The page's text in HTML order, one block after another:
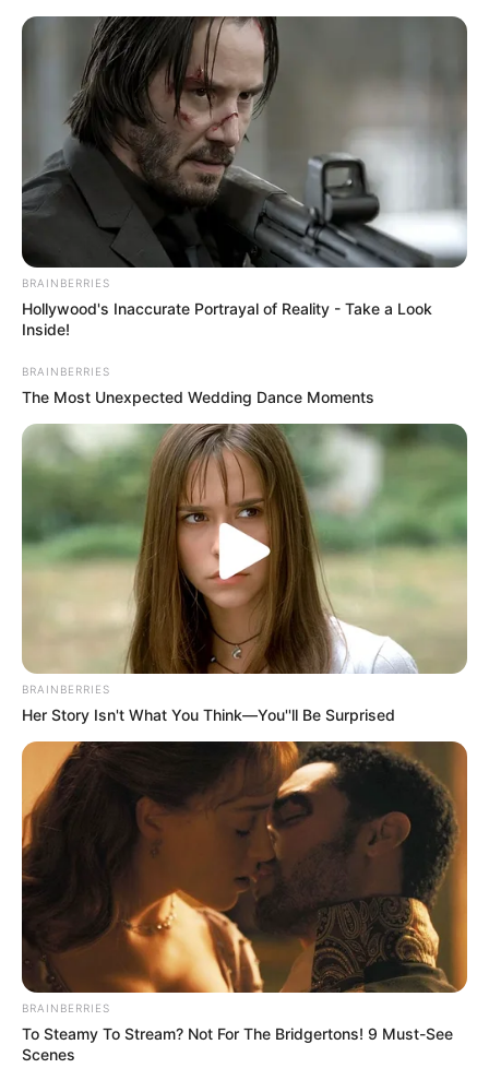
укр рус
/Новости
На проспекте Ландау произошло ДТП,
есть пострадавший (фото)
2 августа в 21.00 на
пр.Льва Ландау,12
произошло ДТП с
пострадавшими.Об
этом сообщили в
патрульной полиции
Харькова. Столкнулись
Hyundai Tucson и
Пассажира Daewoo отвезли в неотложку.
Обстоятельства ДТП устанавливает следственно-
оперативная группа.
Автор: Алексей Грищенко
Поделиться:
ЭТО ИНТЕРЕСНО